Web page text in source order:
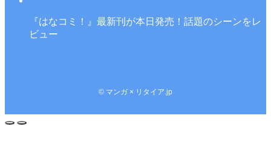
『はなコミ！』最新刊が本日発売！話題のシーンをレ
ビュー
© マンガ × リタイア.jp